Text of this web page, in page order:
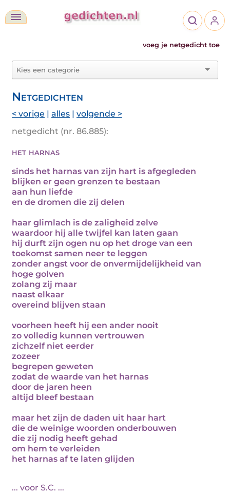
voeg je netgedicht toe
Netgedichten
< vorige | alles | volgende >
netgedicht (nr. 86.885):
het harnas
sinds het harnas van zijn hart is afgegleden
blijken er geen grenzen te bestaan
aan hun liefde
en de dromen die zij delen
haar glimlach is de zaligheid zelve
waardoor hij alle twijfel kan laten gaan
hij durft zijn ogen nu op het droge van een
toekomst samen neer te leggen
zonder angst voor de onvermijdelijkheid van
hoge golven
zolang zij maar
naast elkaar
overeind blijven staan
voorheen heeft hij een ander nooit
zo volledig kunnen vertrouwen
zichzelf niet eerder
zozeer
begrepen geweten
zodat de waarde van het harnas
door de jaren heen
altijd bleef bestaan
maar het zijn de daden uit haar hart
die de weinige woorden onderbouwen
die zij nodig heeft gehad
om hem te verleiden
het harnas af te laten glijden
... voor S.C. ...